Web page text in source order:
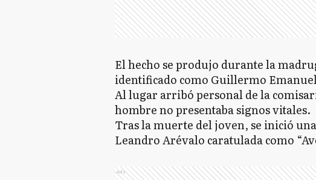
El hecho se produjo durante la
identificado como Guillermo
Al lugar arribó personal de la
hombre no presentaba signos vitales.
Tras la muerte del joven, se inició
Leandro Arévalo caratulada como
Ads